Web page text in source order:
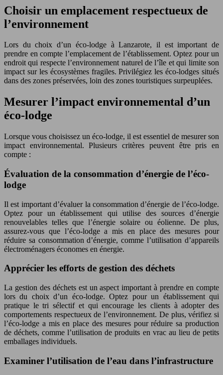
Choisir un emplacement respectueux de
l’environnement
Lors du choix d’un éco-lodge à Lanzarote, il est important de
prendre en compte l’emplacement de l’établissement. Optez pour un
endroit qui respecte l’environnement naturel de l’île et qui limite son
impact sur les écosystèmes fragiles. Privilégiez les éco-lodges situés
dans des zones préservées, loin des zones touristiques surpeuplées.
Mesurer l’impact environnemental d’un
éco-lodge
Lorsque vous choisissez un éco-lodge, il est essentiel de mesurer son
impact environnemental. Plusieurs critères peuvent être pris en
compte :
Évaluation de la consommation d’énergie de l’éco-
lodge
Il est important d’évaluer la consommation d’énergie de l’éco-lodge.
Optez pour un établissement qui utilise des sources d’énergie
renouvelables telles que l’énergie solaire ou éolienne. De plus,
assurez-vous que l’éco-lodge a mis en place des mesures pour
réduire sa consommation d’énergie, comme l’utilisation d’appareils
électroménagers économes en énergie.
Apprécier les efforts de gestion des déchets
La gestion des déchets est un aspect important à prendre en compte
lors du choix d’un éco-lodge. Optez pour un établissement qui
pratique le tri sélectif et qui encourage les clients à adopter des
comportements respectueux de l’environnement. De plus, vérifiez si
l’éco-lodge a mis en place des mesures pour réduire sa production
de déchets, comme l’utilisation de produits en vrac au lieu de petits
emballages individuels.
Examiner l’utilisation de l’eau dans l’infrastructure